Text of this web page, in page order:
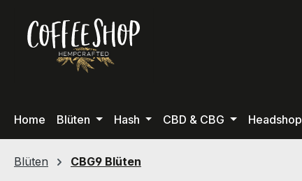
Hauptinhalt springen
Zur Suche springen
Zur Hauptnavigation springen
Home Blüten Hash CBD & CBG Headshop
Blüten CBG9 Blüten